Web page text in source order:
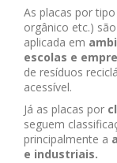
As placas por
orgânico etc.)
aplicada em
escolas e
de resíduos
acessível.
Já as placas por
seguem
principalmente a
e industriais.